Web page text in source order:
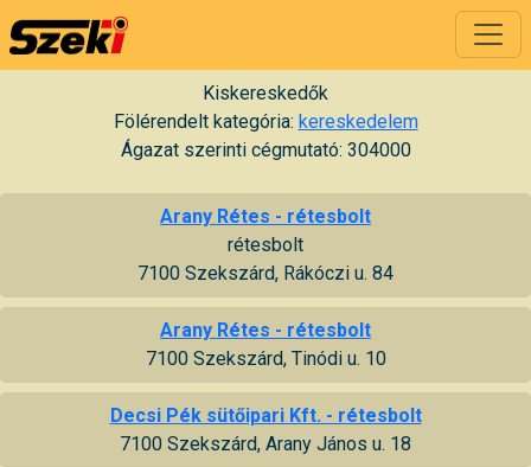
Kiskereskedők
Fölérendelt kategória: kereskedelem
Ágazat szerinti cégmutató: 304000
Arany Rétes - rétesbolt
rétesbolt
7100 Szekszárd, Rákóczi u. 84
Arany Rétes - rétesbolt
7100 Szekszárd, Tinódi u. 10
Decsi Pék sütőipari Kft. - rétesbolt
7100 Szekszárd, Arany János u. 18